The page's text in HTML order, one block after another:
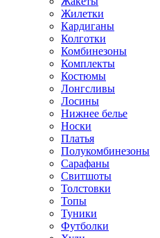
Жилетки
Кардиганы
Колготки
Комбинезоны
Комплекты
Костюмы
Лонгсливы
Лосины
Нижнее белье
Носки
Платья
Полукомбинезоны
Сарафаны
Свитшоты
Толстовки
Топы
Туники
Футболки